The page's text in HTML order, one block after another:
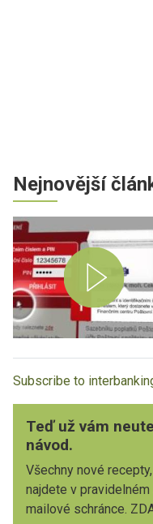
Nejnovější
Subscribe to
Teď už vám
návod.
Všechny nové
najdete v
mailové schránce.